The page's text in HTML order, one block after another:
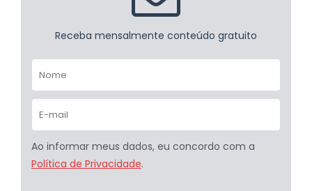
Receba mensalmente conteúdo gratuito
Ao informar meus dados, eu concordo com a
Política de Privacidade.